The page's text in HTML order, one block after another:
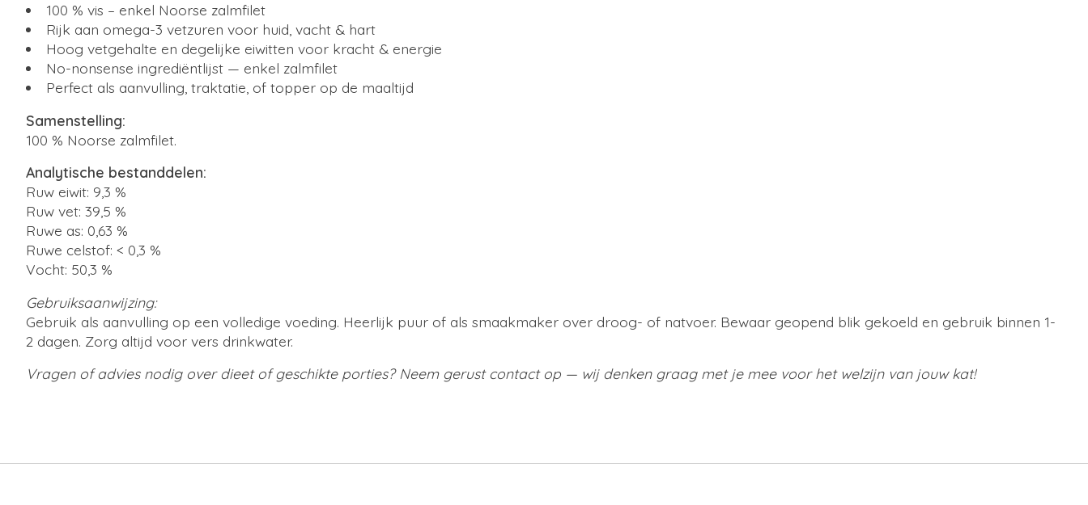
100 % vis – enkel Noorse zalmfilet
Rijk aan omega-3 vetzuren voor huid, vacht & hart
Hoog vetgehalte en degelijke eiwitten voor kracht & energie
No-nonsense ingrediëntlijst — enkel zalmfilet
Perfect als aanvulling, traktatie, of topper op de maaltijd
Samenstelling:
100 % Noorse zalmfilet.
Analytische bestanddelen:
Ruw eiwit: 9,3 %
Ruw vet: 39,5 %
Ruwe as: 0,63 %
Ruwe celstof: < 0,3 %
Vocht: 50,3 %
Gebruiksaanwijzing:
Gebruik als aanvulling op een volledige voeding. Heerlijk puur of als smaakmaker over droog- of natvoer. Bewaar geopend blik gekoeld en gebruik binnen 1-
2 dagen. Zorg altijd voor vers drinkwater.
Vragen of advies nodig over dieet of geschikte porties? Neem gerust contact op — wij denken graag met je mee voor het welzijn van jouw kat!